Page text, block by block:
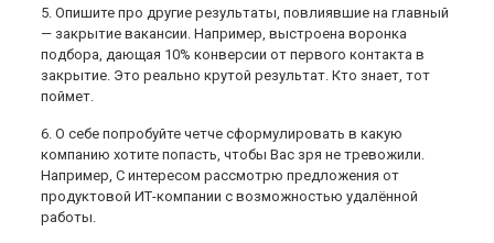
5. Опишите про другие результаты, повлиявшие на главный
— закрытие вакансии. Например, выстроена воронка
подбора, дающая 10% конверсии от первого контакта в
закрытие. Это реально крутой результат. Кто знает, тот
поймет.
6. О себе попробуйте четче сформулировать в какую
компанию хотите попасть, чтобы Вас зря не тревожили.
Например, С интересом рассмотрю предложения от
продуктовой ИТ-компании с возможностью удалённой
работы.